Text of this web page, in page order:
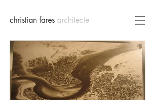
christian fares architecte